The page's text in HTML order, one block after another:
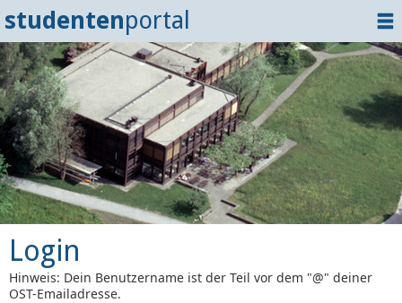
studentenportal
Home
Dokumente
Events
? Tipps
Login
Login
Hinweis: Dein Benutzername ist der Teil vor dem "@" deiner
OST-Emailadresse.